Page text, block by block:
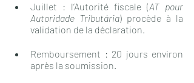
Juillet : l’Autorité fiscale (AT pour
Autoridade Tributária) procède à la
validation de la déclaration.
Remboursement : 20 jours environ
après la soumission.